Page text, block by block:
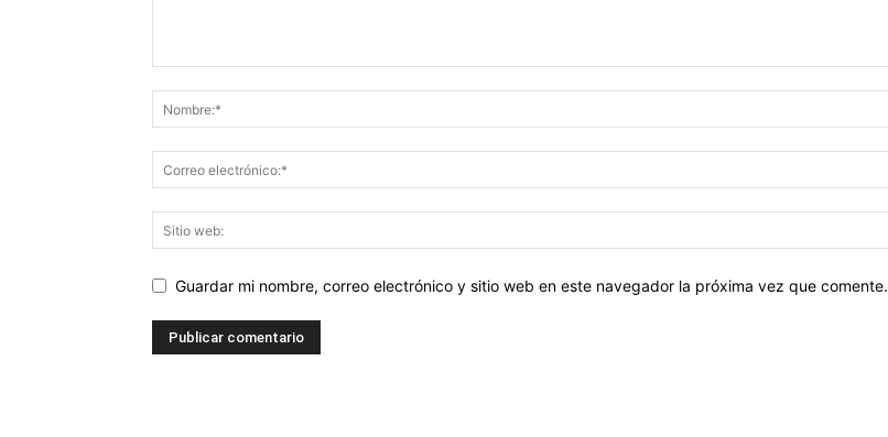
Guardar mi nombre, correo electrónico y sitio web en este navegador la próxima vez que comente.